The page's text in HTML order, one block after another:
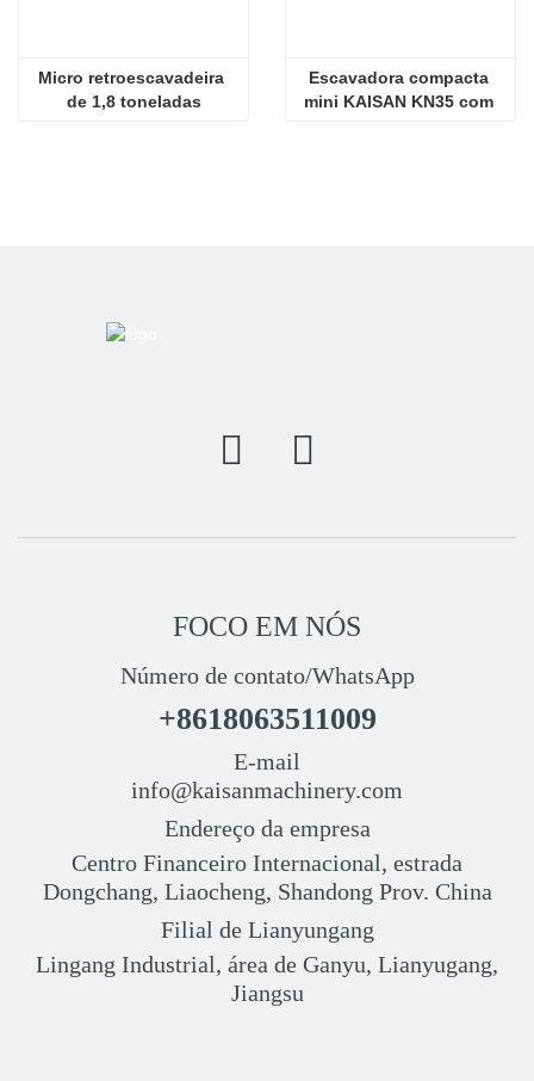
Micro retroescavadeira
de 1,8 toneladas
Escavadora compacta
mini KAISAN KN35 com
FOCO EM NÓS
Número de contato/WhatsApp
+8618063511009
E-mail
info@kaisanmachinery.com
Endereço da empresa
Centro Financeiro Internacional, estrada
Dongchang, Liaocheng, Shandong Prov. China
Filial de Lianyungang
Lingang Industrial, área de Ganyu, Lianyugang,
Jiangsu